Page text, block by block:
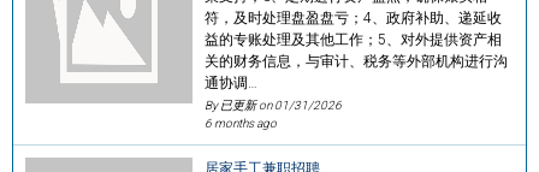
符，及时处理盘盈盘亏；4、政府补助、递延收
益的专账处理及其他工作；5、对外提供资产相
关的财务信息，与审计、税务等外部机构进行沟
通协调…
By 已更新 on01/31/2026
6 months ago
居家手工兼职招聘